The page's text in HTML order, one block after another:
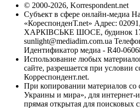
© 2000-2026, Korrespondent.net
Субъект в сфере онлайн-медиа
«КореспонденТ.net» Адрес:
ХАРКІВСЬКЕ ШОСЕ, будинок
sunlight@mediadim.com.ua
Идентификатор медиа - R40-
Использование любых
сайте, разрешается при условии
Корреспондент.net.
При копировании материалов со
Украины и мира», для интернет-
прямая открытая для поисковых